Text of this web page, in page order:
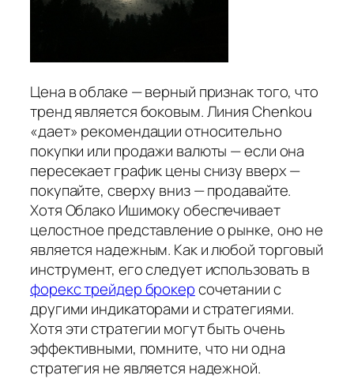
Цена в облаке — верный признак того, что
тренд является боковым. Линия Chenkou
«дает» рекомендации относительно
покупки или продажи валюты — если она
пересекает график цены снизу вверх —
покупайте, сверху вниз — продавайте.
Хотя Облако Ишимоку обеспечивает
целостное представление о рынке, оно не
является надежным. Как и любой торговый
инструмент, его следует использовать в
форекс трейдер брокерсочетании с
другими индикаторами и стратегиями.
Хотя эти стратегии могут быть очень
эффективными, помните, что ни одна
стратегия не является надежной.